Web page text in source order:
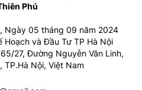
Phú
Ngày 05 tháng 09 năm 2024
Hoạch và Đầu Tư TP Hà Nội
27, Đường Nguyễn Văn Linh,
TP.Hà Nội, Việt Nam